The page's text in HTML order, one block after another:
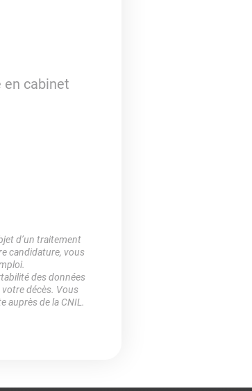
en cabinet
d’un traitement
candidature, vous
des données
décès. Vous
auprès de la CNIL.